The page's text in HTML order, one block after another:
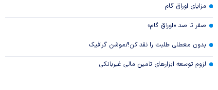
مزایای اوراق گام
صفر تا صد «اوراق گام»
بدون معطلی طلبت را نقد کن!/موشن گرافیک
لزوم توسعه ابزارهای تامین مالی غیربانکی